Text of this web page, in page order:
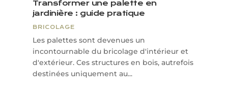
Transformer une palette en
jardinière : guide pratique
BRICOLAGE
Les palettes sont devenues un
incontournable du bricolage d'intérieur et
d'extérieur. Ces structures en bois, autrefois
destinées uniquement au...